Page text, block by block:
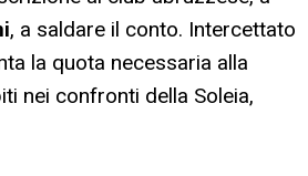
, a saldare il conto. Intercettato
la quota necessaria alla
nei confronti della Soleia,